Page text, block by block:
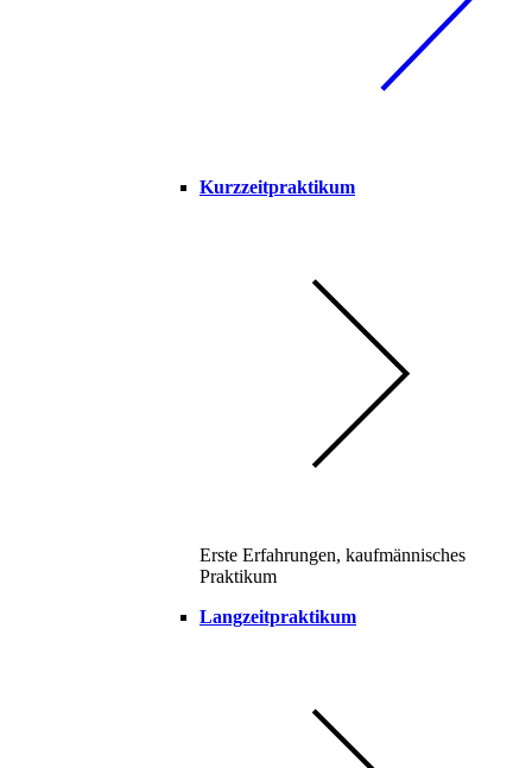
Kurzzeitpraktikum
Erste Erfahrungen, kaufmännisches
Praktikum
Langzeitpraktikum